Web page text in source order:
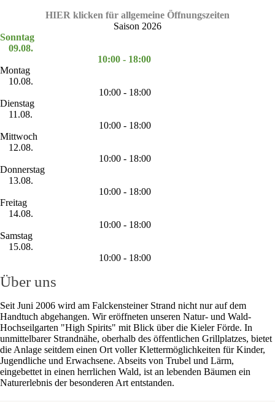
HIER klicken für allgemeine Öffnungszeiten
Saison 2026
Sonntag
09.08.
10:00 - 18:00
Montag
10.08.
10:00 - 18:00
Dienstag
11.08.
10:00 - 18:00
Mittwoch
12.08.
10:00 - 18:00
Donnerstag
13.08.
10:00 - 18:00
Freitag
14.08.
10:00 - 18:00
Samstag
15.08.
10:00 - 18:00
Über uns
Seit Juni 2006 wird am Falckensteiner Strand nicht nur auf dem
Handtuch abgehangen. Wir eröffneten unseren Natur- und Wald-
Hochseilgarten "High Spirits" mit Blick über die Kieler Förde. In
unmittelbarer Strandnähe, oberhalb des öffentlichen Grillplatzes, bietet
die Anlage seitdem einen Ort voller Klettermöglichkeiten für Kinder,
Jugendliche und Erwachsene. Abseits von Trubel und Lärm,
eingebettet in einen herrlichen Wald, ist an lebenden Bäumen ein
Naturerlebnis der besonderen Art entstanden.